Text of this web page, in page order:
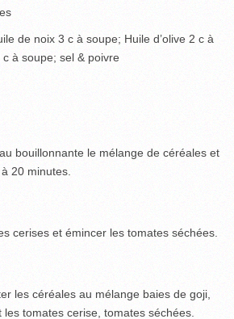
de noix 3 c à soupe; Huile d’olive 2 c à
à soupe; sel & poivre
bouillonnante le mélange de céréales et
20 minutes.
cerises et émincer les tomates séchées.
les céréales au mélange baies de goji,
tomates cerise, tomates séchées.